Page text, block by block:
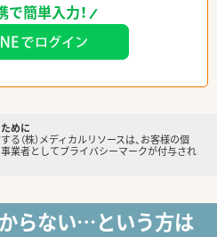
で簡単入力！
めに
（株）メディカルリソースは、お客様の個
業者としてプライバシーマークが付与され
らない…という方は